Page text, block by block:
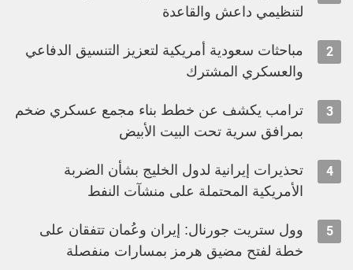
لتنظيمي داعش والقاعدة
2
مباحثات سعودية أمريكية لتعزيز التنسيق الدفاعي
والعسكري المشترك
3
ترامب يكشف عن خطط بناء مجمع عسكري ضخم
بمرافق سرية تحت البيت الأبيض
4
تحذيرات إيرانية لدول الخليج بشأن الضربة
الأمريكية المحتملة على منشآت النفط
5
وول ستريت جورنال: إيران وعُمان تتفقان على
خطة لفتح مضيق هرمز بمسارات منفصلة